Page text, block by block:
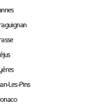
Les-Pins